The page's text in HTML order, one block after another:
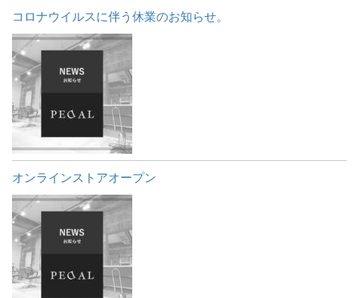
コロナウイルスに伴う休業のお知らせ。
オンラインストアオープン